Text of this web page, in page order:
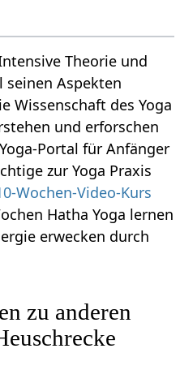
Theorie und
seinen Aspekten
Wissenschaft des Yoga
und erforschen
Portal für Anfänger
zur Yoga Praxis
Wochen-Video-Kurs
Hatha Yoga lernen
erwecken durch
zu anderen